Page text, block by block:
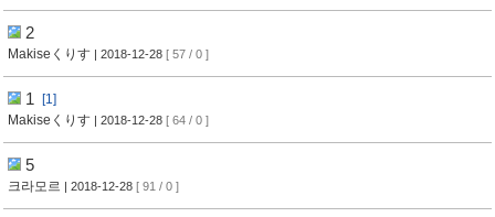
2
Makiseくりす | 2018-12-28 [ 57 / 0 ]
1
[1]
Makiseくりす | 2018-12-28 [ 64 / 0 ]
5
크라모르 | 2018-12-28 [ 91 / 0 ]